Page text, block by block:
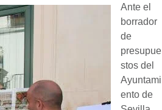
Ante el
borrador
de
presupue
stos del
Ayuntami
ento de